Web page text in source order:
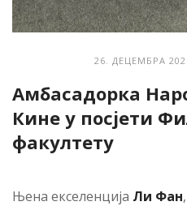
26. ДЕЦЕМБРА
Амбасадорка
Кине у посјети
факултету
Њена екселенција Ли Фан